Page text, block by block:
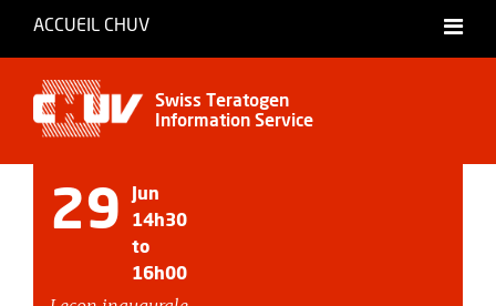
ACCUEIL CHUV
Swiss Teratogen
Information Service
29
Jun
14h30
to
16h00